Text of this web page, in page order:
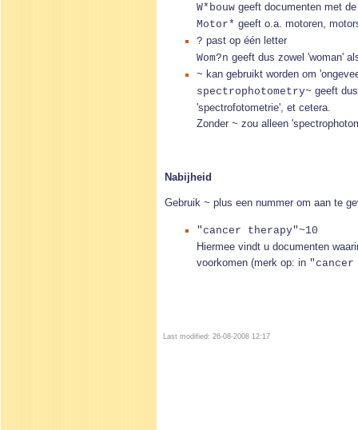
W*bouw geeft documenten met
Motor* geeft o.a. motoren,
? past op één letter
Wom?n geeft dus zowel 'woman'
~ kan gebruikt worden om
spectrophotometry~ geeft
'spectrofotometrie', et cetera.
Zonder ~ zou alleen
Nabijheid
Gebruik ~ plus een nummer om aan te
"cancer therapy"~10
Hiermee vindt u documenten
voorkomen (merk op: in
Last modified: 26-08-2008 12:17